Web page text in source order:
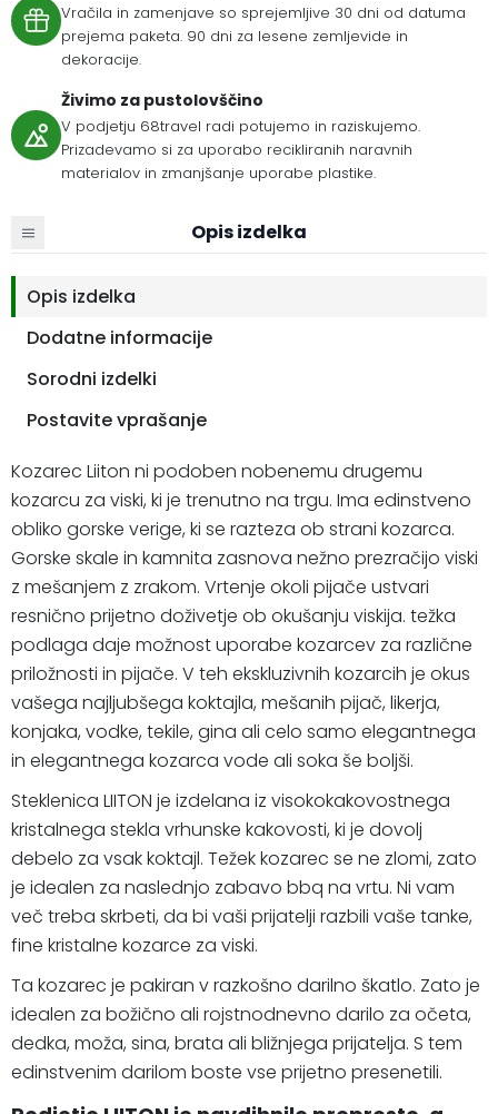
Vračila in zamenjave so sprejemljive 30 dni od datuma
prejema paketa. 90 dni za lesene zemljevide in
dekoracije.
Živimo za pustolovščino
V podjetju 68travel radi potujemo in raziskujemo.
Prizadevamo si za uporabo recikliranih naravnih
materialov in zmanjšanje uporabe plastike.
Opis izdelka
Opis izdelka
Dodatne informacije
Sorodni izdelki
Postavite vprašanje
Kozarec Liiton ni podoben nobenemu drugemu
kozarcu za viski, ki je trenutno na trgu. Ima edinstveno
obliko gorske verige, ki se razteza ob strani kozarca.
Gorske skale in kamnita zasnova nežno prezračijo viski
z mešanjem z zrakom. Vrtenje okoli pijače ustvari
resnično prijetno doživetje ob okušanju viskija. težka
podlaga daje možnost uporabe kozarcev za različne
priložnosti in pijače. V teh ekskluzivnih kozarcih je okus
vašega najljubšega koktajla, mešanih pijač, likerja,
konjaka, vodke, tekile, gina ali celo samo elegantnega
in elegantnega kozarca vode ali soka še boljši.
Steklenica LIITON je izdelana iz visokokakovostnega
kristalnega stekla vrhunske kakovosti, ki je dovolj
debelo za vsak koktajl. Težek kozarec se ne zlomi, zato
je idealen za naslednjo zabavo bbq na vrtu. Ni vam
več treba skrbeti, da bi vaši prijatelji razbili vaše tanke,
fine kristalne kozarce za viski.
Ta kozarec je pakiran v razkošno darilno škatlo. Zato je
idealen za božično ali rojstnodnevno darilo za očeta,
dedka, moža, sina, brata ali bližnjega prijatelja. S tem
edinstvenim darilom boste vse prijetno presenetili.